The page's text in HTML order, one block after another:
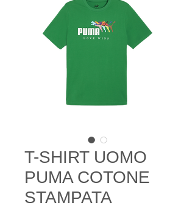
T-SHIRT UOMO
PUMA COTONE
STAMPATA